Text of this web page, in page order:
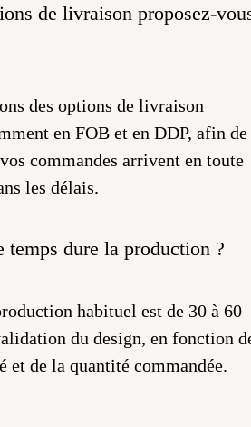
de livraison proposez-
des options de livraison
en FOB et en DDP, afin de
commandes arrivent en toute
les délais.
temps dure la production ?
habituel est de 30 à 60
du design, en fonction
et de la quantité commandée.